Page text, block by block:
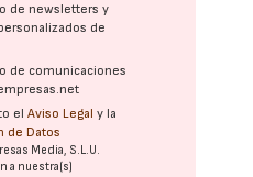
de newsletters y
de
de comunicaciones
elAviso Legal y la
de Datos
Media, S.L.U.
a nuestra(s)